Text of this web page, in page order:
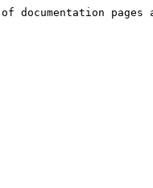
documentation